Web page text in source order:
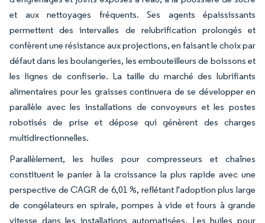
et aux nettoyages fréquents. Ses agents épaississants
permettent des intervalles de relubrification prolongés et
confèrent une résistance aux projections, en faisant le choix par
défaut dans les boulangeries, les embouteilleurs de boissons et
les lignes de confiserie. La taille du marché des lubrifiants
alimentaires pour les graisses continuera de se développer en
parallèle avec les installations de convoyeurs et les postes
robotisés de prise et dépose qui génèrent des charges
multidirectionnelles.
Parallèlement, les huiles pour compresseurs et chaînes
constituent le panier à la croissance la plus rapide avec une
perspective de CAGR de 6,01 %, reflétant l'adoption plus large
de congélateurs en spirale, pompes à vide et fours à grande
vitesse dans les installations automatisées. Les huiles pour